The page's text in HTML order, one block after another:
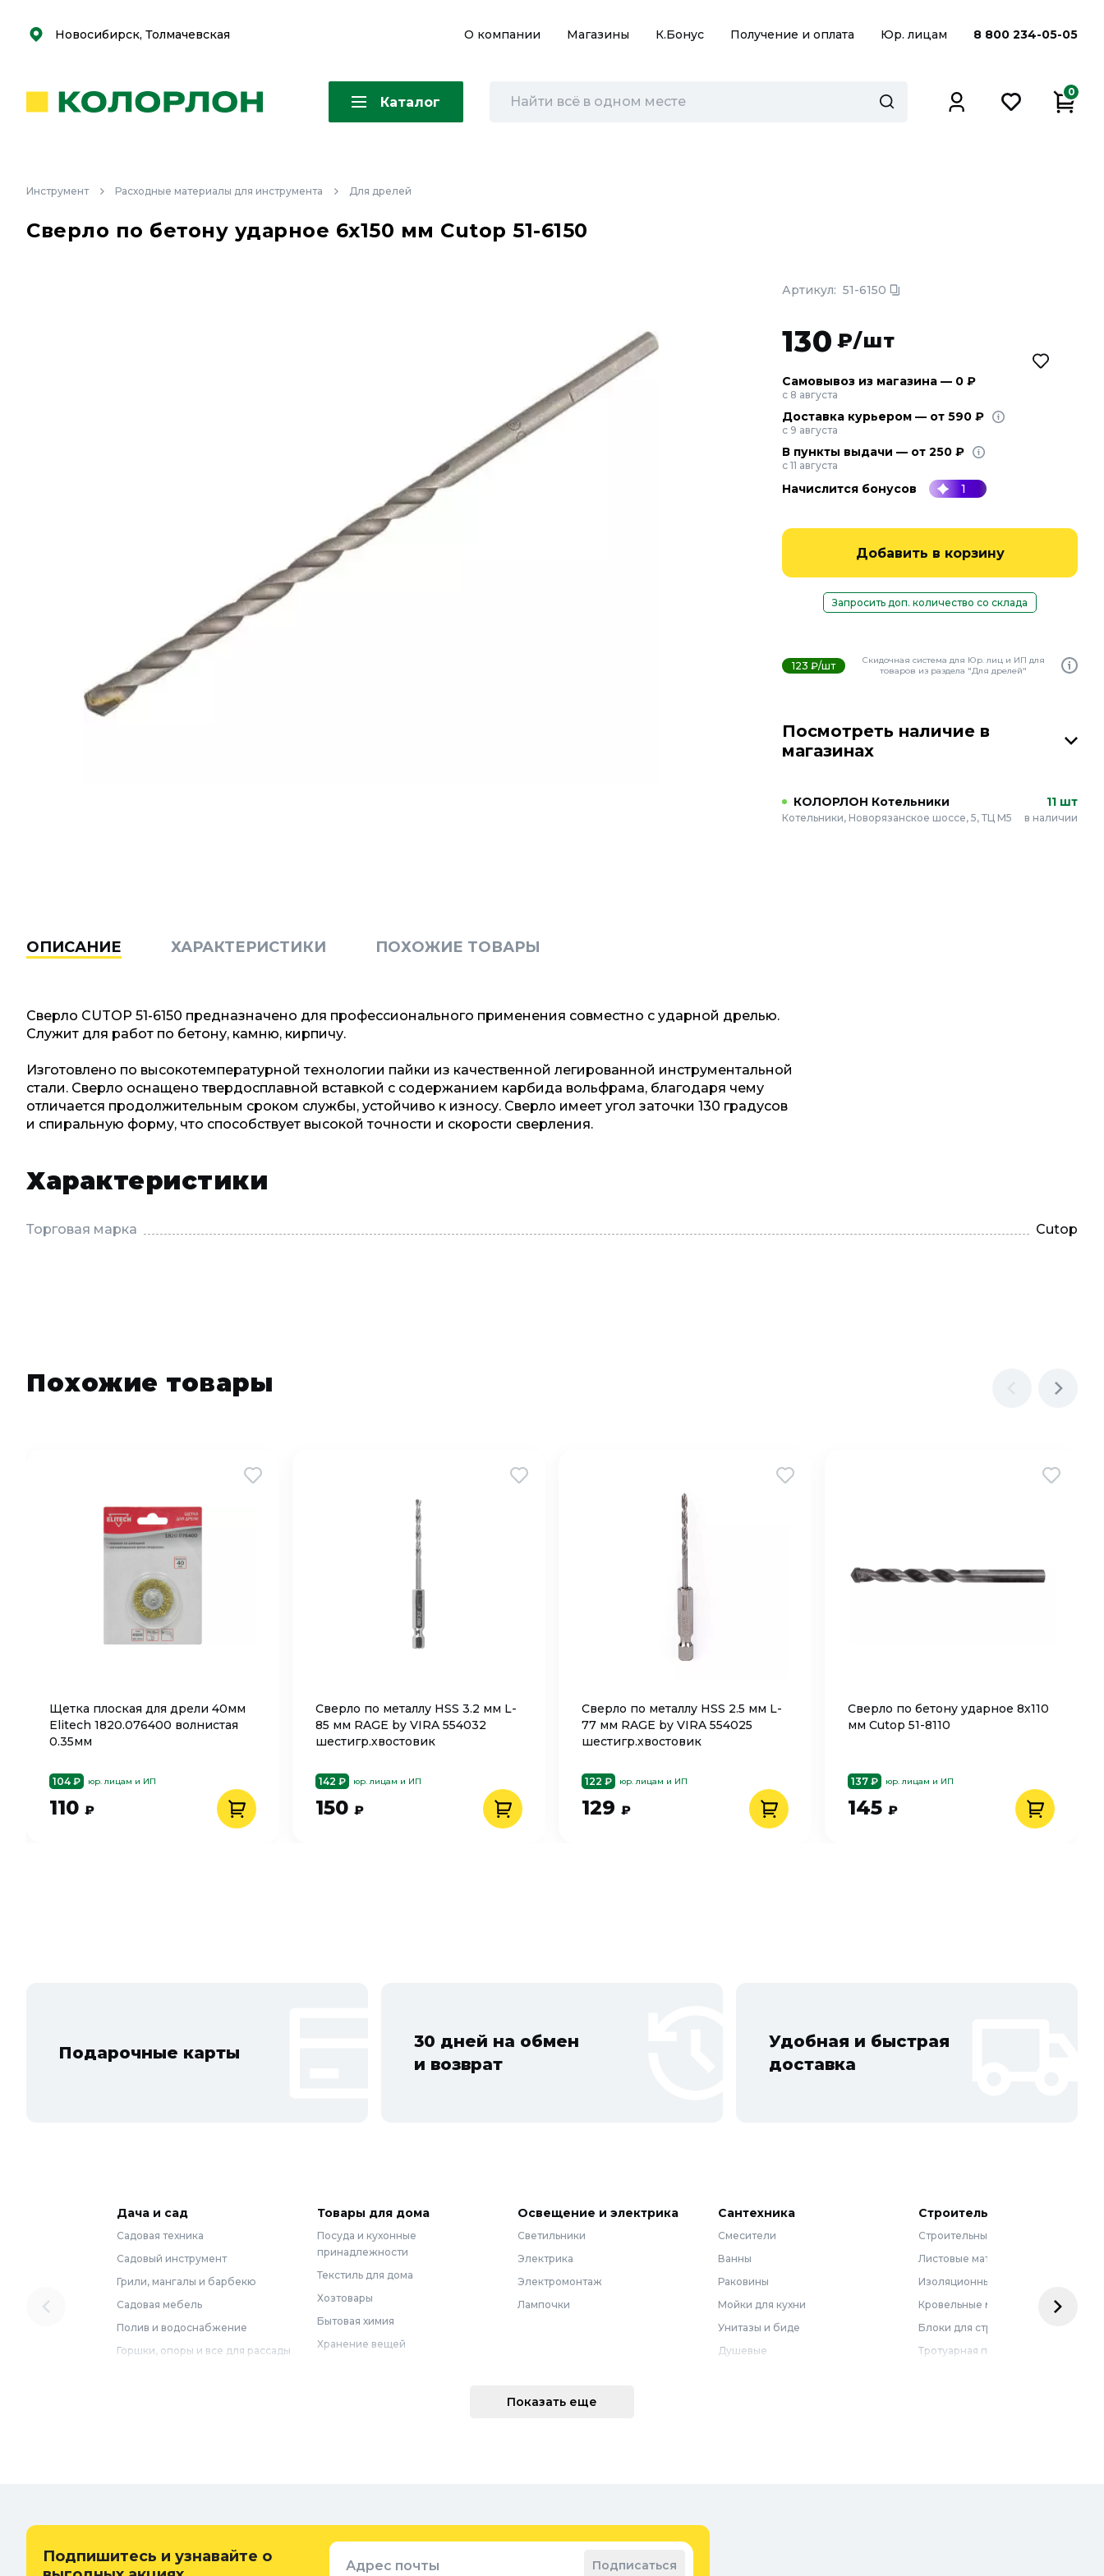
Скоро
Скоро
Новосибирск, Толмачевская О компании Магазины К.Бонус Получение и оплата Юр. лицам 8 800 234-05-05
Каталог
0
Инструмент Расходные материалы для инструмента Для дрелей
Сверло по бетону ударное 6х150 мм Cutop 51-6150
Артикул: 51-6150
130 ₽/шт
Самовывоз из магазина — 0 ₽
с 8 августа
Доставка курьером — от 590 ₽
с 9 августа
В пункты выдачи — от 250 ₽
с 11 августа
Начислится бонусов 1
Добавить в корзину
Запросить доп. количество со склада
123 ₽/шт
Скидочная система для Юр. лиц и ИП для
товаров из раздела "Для дрелей"
Посмотреть наличие в
магазинах
КОЛОРЛОН Котельники
Котельники, Новорязанское шоссе, 5, ТЦ М5
11 шт
в наличии
ОПИСАНИЕ ХАРАКТЕРИСТИКИ ПОХОЖИЕ ТОВАРЫ
Сверло CUTOP 51-6150 предназначено для профессионального применения совместно с ударной дрелью.
Служит для работ по бетону, камню, кирпичу.
Изготовлено по высокотемпературной технологии пайки из качественной легированной инструментальной
стали. Сверло оснащено твердосплавной вставкой с содержанием карбида вольфрама, благодаря чему
отличается продолжительным сроком службы, устойчиво к износу. Сверло имеет угол заточки 130 градусов
и спиральную форму, что способствует высокой точности и скорости сверления.
Характеристики
Торговая марка Cutop
Похожие товары
Щетка плоская для дрели 40мм
Elitech 1820.076400 волнистая
0.35мм
104 ₽ юр. лицам и ИП
110 ₽
Сверло по металлу HSS 3.2 мм L-
85 мм RAGE by VIRA 554032
шестигр.хвостовик
142 ₽ юр. лицам и ИП
150 ₽
Сверло по металлу HSS 2.5 мм L-
77 мм RAGE by VIRA 554025
шестигр.хвостовик
122 ₽ юр. лицам и ИП
129 ₽
Сверло по бетону ударное 8х110
мм Cutop 51-8110
137 ₽ юр. лицам и ИП
145 ₽
Подарочные карты
30 дней на обмен
и возврат
Удобная и быстрая
доставка
Дача и сад
Садовая техника
Садовый инструмент
Грили, мангалы и барбекю
Садовая мебель
Полив и водоснабжение
Горшки, опоры и все для рассады
Теплицы, парники и укрывной
Товары для дома
Посуда и кухонные
принадлежности
Текстиль для дома
Хозтовары
Бытовая химия
Хранение вещей
Придверные коврики
Освещение и электрика
Светильники
Электрика
Электромонтаж
Лампочки
Сантехника
Смесители
Ванны
Раковины
Мойки для кухни
Унитазы и биде
Душевые
Строительные материалы
Строительные смеси
Листовые материалы
Изоляционные материалы
Кровельные материалы
Блоки для строительства
Тротуарная плитка
Показать еще
Подпишитесь и узнавайте о
Адрес почты Подписаться